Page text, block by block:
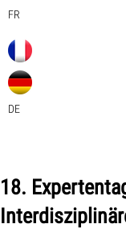
FR
DE
18.